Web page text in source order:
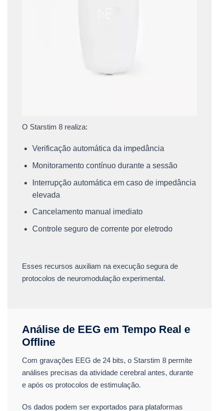
O Starstim 8 realiza:
Verificação automática da impedância
Monitoramento contínuo durante a sessão
Interrupção automática em caso de impedância
elevada
Cancelamento manual imediato
Controle seguro de corrente por eletrodo
Esses recursos auxiliam na execução segura de
protocolos de neuromodulação experimental.
Análise de EEG em Tempo Real e
Offline
Com gravações EEG de 24 bits, o Starstim 8 permite
análises precisas da atividade cerebral antes, durante
e após os protocolos de estimulação.
Os dados podem ser exportados para plataformas